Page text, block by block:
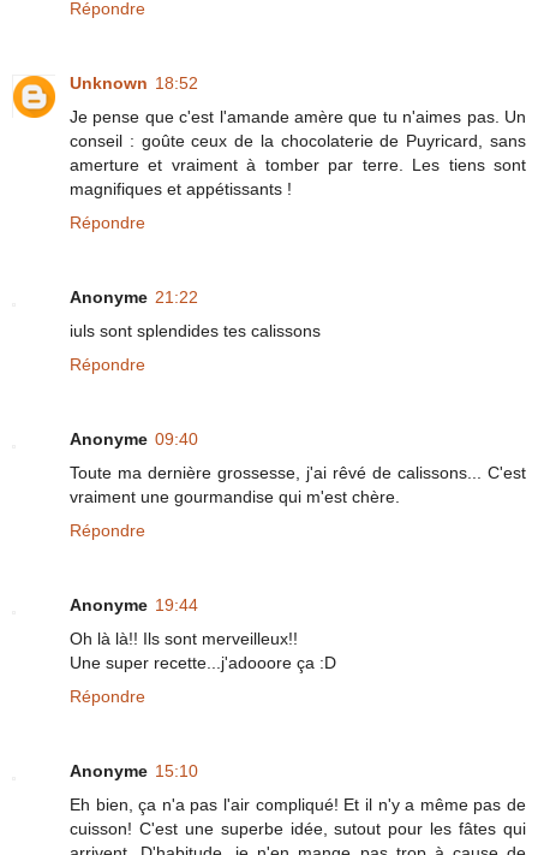
Répondre
Unknown 18:52
Je pense que c'est l'amande amère que tu n'aimes pas. Un
conseil : goûte ceux de la chocolaterie de Puyricard, sans
amerture et vraiment à tomber par terre. Les tiens sont
magnifiques et appétissants !
Répondre
Anonyme 21:22
iuls sont splendides tes calissons
Répondre
Anonyme 09:40
Toute ma dernière grossesse, j'ai rêvé de calissons... C'est
vraiment une gourmandise qui m'est chère.
Répondre
Anonyme 19:44
Oh là là!! Ils sont merveilleux!!
Une super recette...j'adooore ça :D
Répondre
Anonyme 15:10
Eh bien, ça n'a pas l'air compliqué! Et il n'y a même pas de
cuisson! C'est une superbe idée, sutout pour les fâtes qui